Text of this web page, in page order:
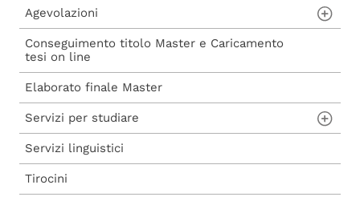
Procedura di ammissione
Procedura di iscrizione a seguito di
ammissione
Procedura di iscrizione diretta
Agevolazioni
Carta del Docente
Voucher 2025
Voucher 2026
Conseguimento titolo Master e Caricamento
tesi on line
Elaborato finale Master
Servizi per studiare
Aule studio e informatiche
Biblioteche
Servizi linguistici
Tirocini